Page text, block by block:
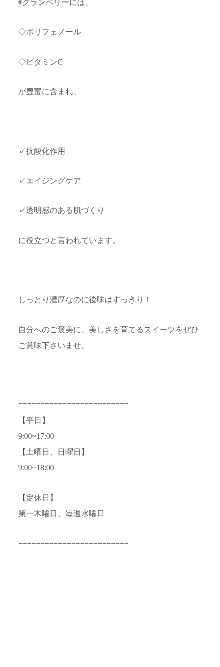
◉クランベリーには、
◇ポリフェノール
◇ビタミンC
が豊富に含まれ、
✓抗酸化作用
✓エイジングケア
✓透明感のある肌づくり
に役立つと言われています。
しっとり濃厚なのに後味はすっきり！
自分へのご褒美に、美しさを育てるスイーツをぜひ
ご賞味下さいませ。
=========================
【平日】
9:00~17:00
【土曜日、日曜日】
9:00~18:00
【定休日】
第一木曜日、毎週水曜日
=========================